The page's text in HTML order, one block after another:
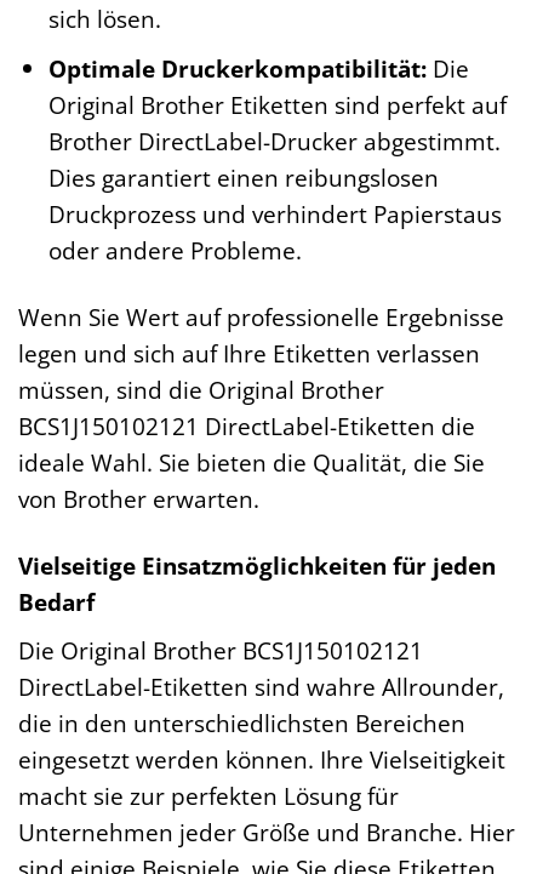
sich lösen.
Optimale Druckerkompatibilität:Die
Original Brother Etiketten sind perfekt auf
Brother DirectLabel-Drucker abgestimmt.
Dies garantiert einen reibungslosen
Druckprozess und verhindert Papierstaus
oder andere Probleme.
Wenn Sie Wert auf professionelle Ergebnisse
legen und sich auf Ihre Etiketten verlassen
müssen, sind die Original Brother
BCS1J150102121 DirectLabel-Etiketten die
ideale Wahl. Sie bieten die Qualität, die Sie
von Brother erwarten.
Vielseitige Einsatzmöglichkeiten für jeden
Bedarf
Die Original Brother BCS1J150102121
DirectLabel-Etiketten sind wahre Allrounder,
die in den unterschiedlichsten Bereichen
eingesetzt werden können. Ihre Vielseitigkeit
macht sie zur perfekten Lösung für
Unternehmen jeder Größe und Branche. Hier